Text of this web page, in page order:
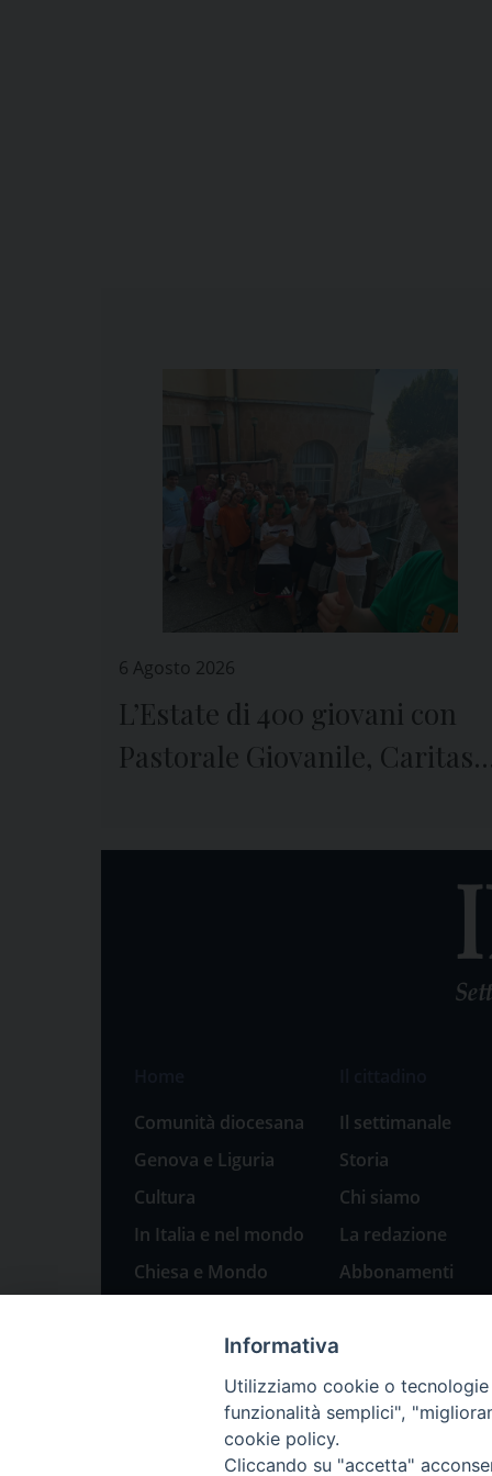
6 Agosto 2026
L’Estate di 400 giovani con
Pastorale Giovanile, Caritas
Comunità diocesana
Genova e Liguria
Cultura
In Italia e nel mondo
Chiesa e Mondo
Parole di pace
Natale 2023: presepi
Il settimanale
Storia
Chi siamo
La redazione
Abbonamenti
Informativa
Utilizziamo cookie o
funzionalità semplici",
cookie policy.
Cliccando su "accetta"